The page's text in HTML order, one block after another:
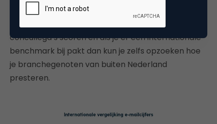
mailcijfers. Zo kun je alle e-mailcijfers per branche
bekijken. Het is altijd zinvol om te achterhalen hoe je
concullega’s scoren en als je er een internationale
benchmark bij pakt dan kun je zelfs opzoeken hoe
je branchegenoten van buiten Nederland
presteren.